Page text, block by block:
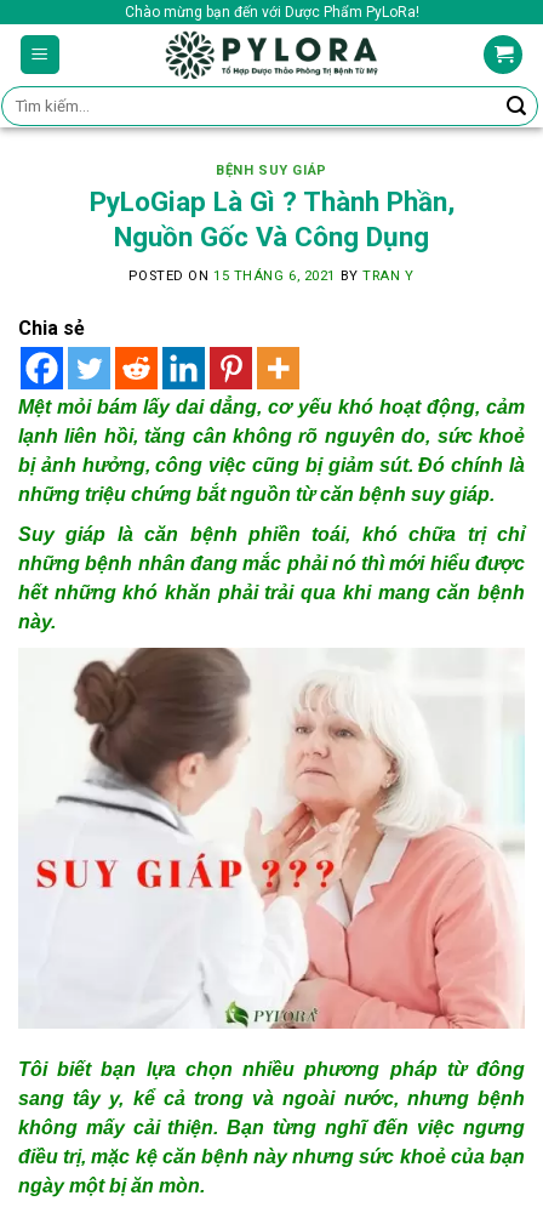
content
Chào mừng bạn đến với Dược Phẩm PyLoRa!
Tìm
kiếm:
BỆNH SUY GIÁP
PyLoGiap Là Gì ? Thành Phần,
Nguồn Gốc Và Công Dụng
POSTED ON 15 THÁNG 6, 2021 BYTRAN Y
Chia sẻ
Mệt mỏi bám lấy dai dẳng, cơ yếu khó hoạt động, cảm
lạnh liên hồi, tăng cân không rõ nguyên do, sức khoẻ
bị ảnh hưởng, công việc cũng bị giảm sút. Đó chính là
những triệu chứng bắt nguồn từ căn bệnh suy giáp.
Suy giáp là căn bệnh phiền toái, khó chữa trị chỉ
những bệnh nhân đang mắc phải nó thì mới hiểu được
hết những khó khăn phải trải qua khi mang căn bệnh
này.
Tôi biết bạn lựa chọn nhiều phương pháp từ đông
sang tây y, kể cả trong và ngoài nước, nhưng bệnh
không mấy cải thiện. Bạn từng nghĩ đến việc ngưng
điều trị, mặc kệ căn bệnh này nhưng sức khoẻ của bạn
ngày một bị ăn mòn.